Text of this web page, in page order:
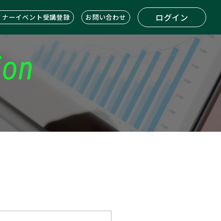
ナーイベント受講登録 お問い合わせ ログイン